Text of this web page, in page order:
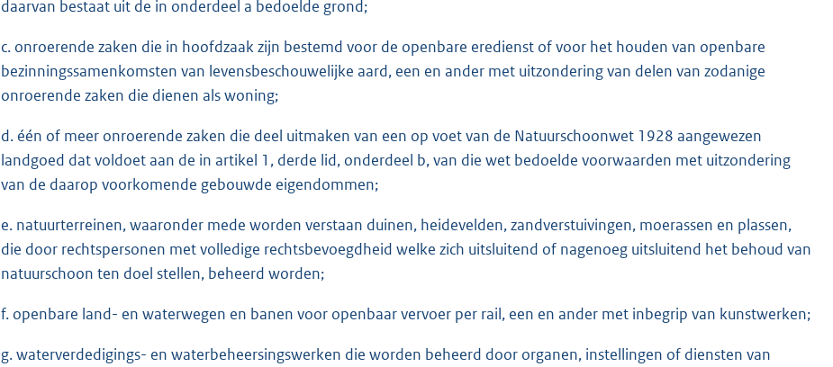
daarvan bestaat uit de in onderdeel a bedoelde grond;
c. onroerende zaken die in hoofdzaak zijn bestemd voor de openbare eredienst of voor het houden van openbare
bezinningssamenkomsten van levensbeschouwelijke aard, een en ander met uitzondering van delen van zodanige
onroerende zaken die dienen als woning;
d. één of meer onroerende zaken die deel uitmaken van een op voet van de Natuurschoonwet 1928 aangewezen
landgoed dat voldoet aan de in artikel 1, derde lid, onderdeel b, van die wet bedoelde voorwaarden met uitzondering
van de daarop voorkomende gebouwde eigendommen;
e. natuurterreinen, waaronder mede worden verstaan duinen, heidevelden, zandverstuivingen, moerassen en plassen,
die door rechtspersonen met volledige rechtsbevoegdheid welke zich uitsluitend of nagenoeg uitsluitend het behoud van
natuurschoon ten doel stellen, beheerd worden;
f. openbare land- en waterwegen en banen voor openbaar vervoer per rail, een en ander met inbegrip van kunstwerken;
g. waterverdedigings- en waterbeheersingswerken die worden beheerd door organen, instellingen of diensten van